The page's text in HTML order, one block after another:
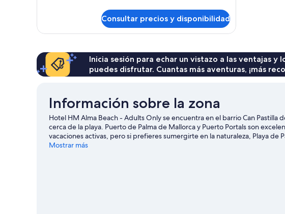
Consultar precios y disponibilidad
Inicia sesión para echar un vistazo a las ventajas y
puedes disfrutar. Cuantas más aventuras, ¡más
Información sobre la zona
Hotel HM Alma Beach - Adults Only se encuentra en el barrio Can Pastilla
cerca de la playa. Puerto de Palma de Mallorca y Puerto Portals son
vacaciones activas, pero si prefieres sumergirte en la naturaleza, Playa de
Parque acuático Aqualand El Arenal y Circuito de carreras Circuito
Mostrar más